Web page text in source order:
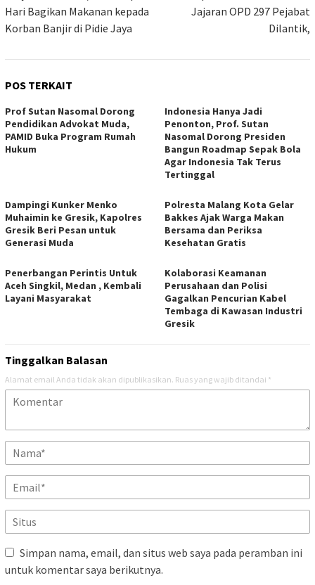
Hari Bagikan Makanan kepada
Korban Banjir di Pidie Jaya
Jajaran OPD 297 Pejabat
Dilantik,
POS TERKAIT
Prof Sutan Nasomal Dorong
Pendidikan Advokat Muda,
PAMID Buka Program Rumah
Hukum
Indonesia Hanya Jadi
Penonton, Prof. Sutan
Nasomal Dorong Presiden
Bangun Roadmap Sepak Bola
Agar Indonesia Tak Terus
Tertinggal
Dampingi Kunker Menko
Muhaimin ke Gresik, Kapolres
Gresik Beri Pesan untuk
Generasi Muda
Polresta Malang Kota Gelar
Bakkes Ajak Warga Makan
Bersama dan Periksa
Kesehatan Gratis
Penerbangan Perintis Untuk
Aceh Singkil, Medan , Kembali
Layani Masyarakat
Kolaborasi Keamanan
Perusahaan dan Polisi
Gagalkan Pencurian Kabel
Tembaga di Kawasan Industri
Gresik
Tinggalkan Balasan
Alamat email Anda tidak akan dipublikasikan. Ruas yang wajib ditandai *
Simpan nama, email, dan situs web saya pada peramban ini
untuk komentar saya berikutnya.